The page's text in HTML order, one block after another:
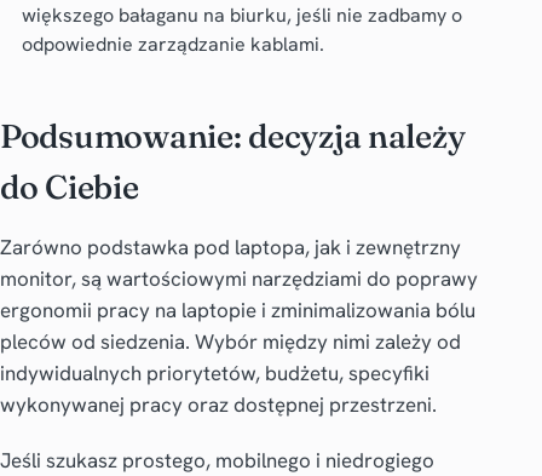
większego bałaganu na biurku, jeśli nie zadbamy o
odpowiednie zarządzanie kablami.
Podsumowanie: decyzja należy
do Ciebie
Zarówno podstawka pod laptopa, jak i zewnętrzny
monitor, są wartościowymi narzędziami do poprawy
ergonomii pracy na laptopie i zminimalizowania bólu
pleców od siedzenia. Wybór między nimi zależy od
indywidualnych priorytetów, budżetu, specyfiki
wykonywanej pracy oraz dostępnej przestrzeni.
Jeśli szukasz prostego, mobilnego i niedrogiego